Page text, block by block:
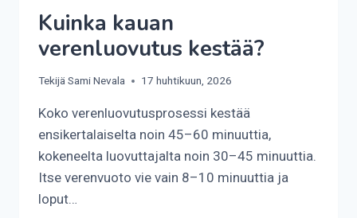
Kuinka kauan
verenluovutus kestää?
TekijäSami Nevala 17 huhtikuun, 2026
Koko verenluovutusprosessi kestää
ensikertalaiselta noin 45–60 minuuttia,
kokeneelta luovuttajalta noin 30–45 minuuttia.
Itse verenvuoto vie vain 8–10 minuuttia ja
loput…